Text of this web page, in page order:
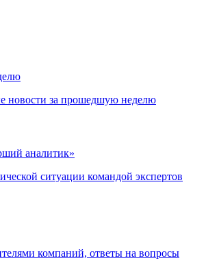
новости за прошедшую неделю
аналитик»
ситуации командой экспертов
компаний, ответы на вопросы